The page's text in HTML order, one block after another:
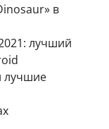
в
лучший
лучшие